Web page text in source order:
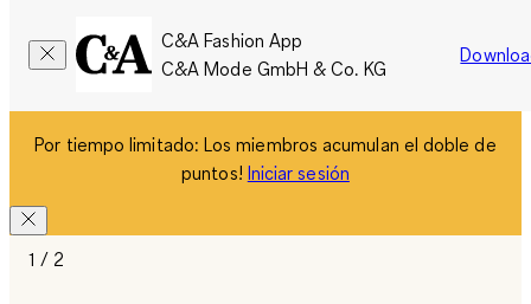
C&A Fashion App
C&A Mode GmbH & Co. KG
Por tiempo limitado: Los miembros acumulan el doble de
puntos! Iniciar sesión
1 / 2